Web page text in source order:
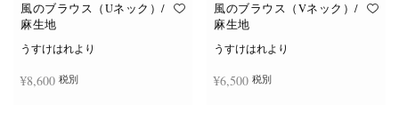
風のブラウス（Uネック）/
麻生地
うすけはれより
¥8,600 税別
風のブラウス（Vネック）/
麻生地
うすけはれより
¥6,500 税別